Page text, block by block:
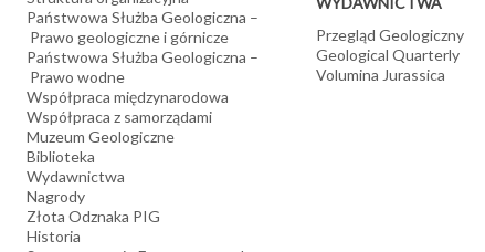
Państwowa Służba Geologiczna –
Prawo geologiczne i górnicze
Państwowa Służba Geologiczna –
Prawo wodne
Współpraca międzynarodowa
Współpraca z samorządami
Muzeum Geologiczne
Biblioteka
Wydawnictwa
Nagrody
Złota Odznaka PIG
Historia
Przegląd Geologiczny
Geological Quarterly
Volumina Jurassica